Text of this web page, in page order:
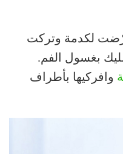
لكدمة وتركت
بغسول الفم.
وافركيها بأطراف